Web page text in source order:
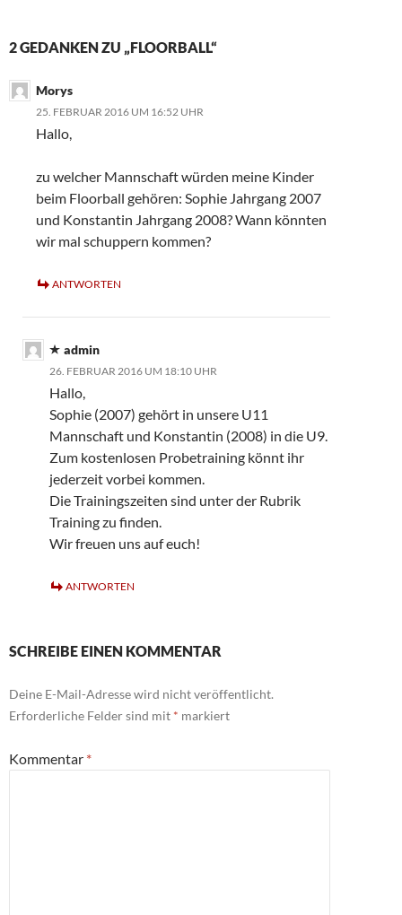
2 GEDANKEN ZU „FLOORBALL“
Morys
25. FEBRUAR 2016 UM 16:52 UHR
Hallo,
zu welcher Mannschaft würden meine Kinder
beim Floorball gehören: Sophie Jahrgang 2007
und Konstantin Jahrgang 2008? Wann könnten
wir mal schuppern kommen?
ANTWORTEN
admin
26. FEBRUAR 2016 UM 18:10 UHR
Hallo,
Sophie (2007) gehört in unsere U11
Mannschaft und Konstantin (2008) in die U9.
Zum kostenlosen Probetraining könnt ihr
jederzeit vorbei kommen.
Die Trainingszeiten sind unter der Rubrik
Training zu finden.
Wir freuen uns auf euch!
ANTWORTEN
SCHREIBE EINEN KOMMENTAR
Deine E-Mail-Adresse wird nicht veröffentlicht.
Erforderliche Felder sind mit * markiert
Kommentar *